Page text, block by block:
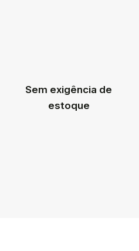
Sem exigência de
estoque